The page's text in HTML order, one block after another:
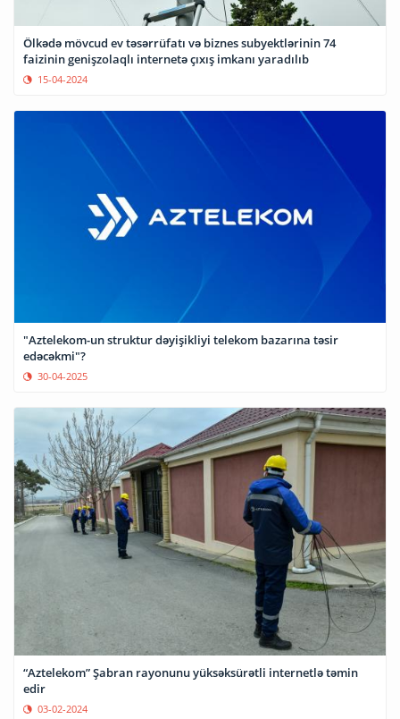
Ölkədə mövcud ev təsərrüfatı və biznes subyektlərinin 74
faizinin genişzolaqlı internetə çıxış imkanı yaradılıb
15-04-2024
"Aztelekom-un struktur dəyişikliyi telekom bazarına təsir
edəcəkmi"?
30-04-2025
“Aztelekom” Şabran rayonunu yüksəksürətli internetlə təmin
edir
03-02-2024